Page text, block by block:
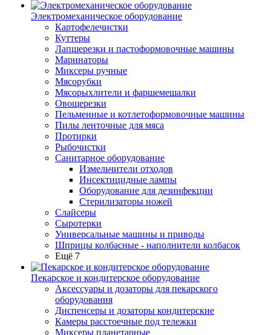
Электромеханическое оборудование
Картофелечистки
Куттеры
Лапшерезки и пастоформовочные машины
Маринаторы
Миксеры ручные
Мясорубки
Мясорыхлители и фаршемешалки
Овощерезки
Пельменные и котлетоформовочные машины
Пилы ленточные для мяса
Протирки
Рыбочистки
Санитарное оборудование
Измельчители отходов
Инсектицидные лампы
Оборудование для дезинфекции
Стерилизаторы ножей
Слайсеры
Сыротерки
Универсальные машины и приводы
Шприцы колбасные - наполнители колбасок
Ещё 7
Пекарское и кондитерское оборудование
Аксессуары и дозаторы для пекарского
оборудования
Диспенсеры и дозаторы кондитерские
Камеры расстоечные под тележки
Миксеры планетарные